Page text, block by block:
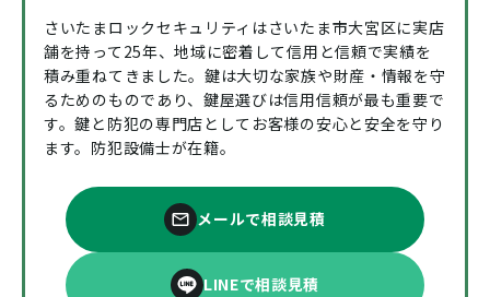
さいたまロックセキュリティはさいたま市大宮区に実店
舗を持って25年、地域に密着して信用と信頼で実績を
積み重ねてきました。鍵は大切な家族や財産・情報を守
るためのものであり、鍵屋選びは信用信頼が最も重要で
す。鍵と防犯の専門店としてお客様の安心と安全を守り
ます。防犯設備士が在籍。
メールで相談見積
LINEで相談見積